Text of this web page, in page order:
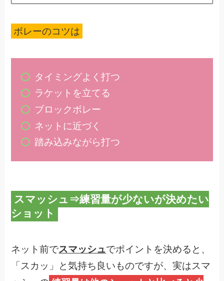
ボレーのコツは
タイミングよく打つ
ラケットを立てる
ブロックボレー
ネットに近づく
踏み込みながら打つ
スマッシュ⇒練習量が少ないが決めたい
ショット
ネット前でスマッシュでポイントを決めると、
「スカッ」と気持ち良いものですが、実はスマ